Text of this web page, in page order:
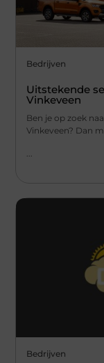
Bedrijven
Uitstekende
Vinkeveen
Ben je op zoek
Vinkeveen? Dan
Bedrijven